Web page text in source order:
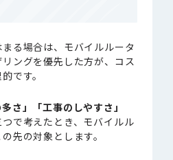
る場合は、モバイルルータ
ングを優先した方が、コス
です。
多さ」「工事のしやすさ」
つで考えたとき、モバイルル
先の対象とします。